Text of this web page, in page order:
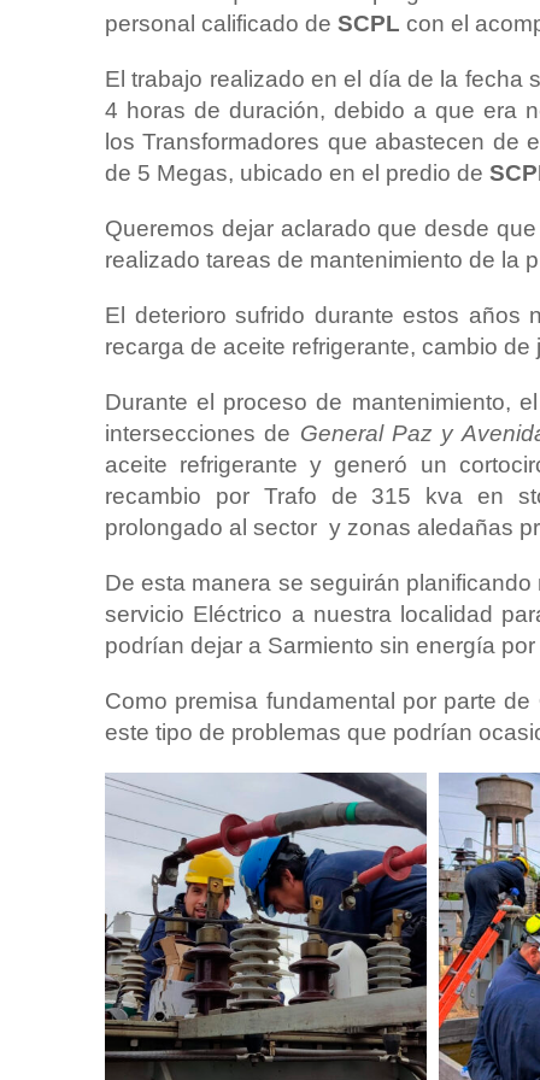
personal calificado de SCPL con el
El trabajo realizado en el día de la fecha
4 horas de duración, debido a que era
los Transformadores que abastecen de
de 5 Megas, ubicado en el predio de
Queremos dejar aclarado que desde
realizado tareas de mantenimiento de la
El deterioro sufrido durante estos años
recarga de aceite refrigerante, cambio de
Durante el proceso de mantenimiento,
intersecciones de General Paz y
aceite refrigerante y generó un
recambio por Trafo de 315 kva en
prolongado al sector y zonas aledañas
De esta manera se seguirán
servicio Eléctrico a nuestra localidad
podrían dejar a Sarmiento sin energía
Como premisa fundamental por parte de
este tipo de problemas que podrían